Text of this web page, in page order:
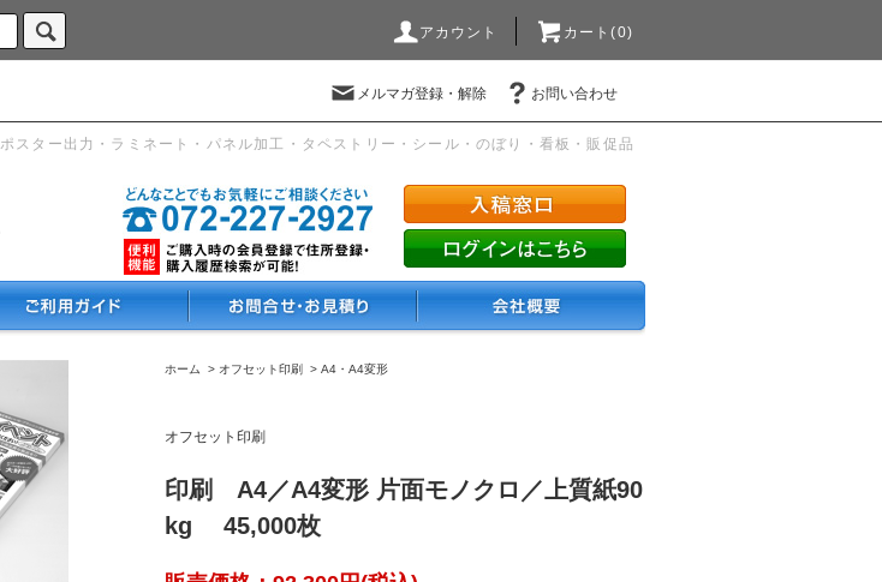
アカウント カート(0)
メルマガ登録・解除 お問い合わせ
ポスター出力・ラミネート・パネル加工・タペストリー・シール・のぼり・看板・販促品
ホーム > オフセット印刷 > A4・A4変形
オフセット印刷
印刷 A4／A4変形 片面モノクロ／上質紙90
kg 45,000枚